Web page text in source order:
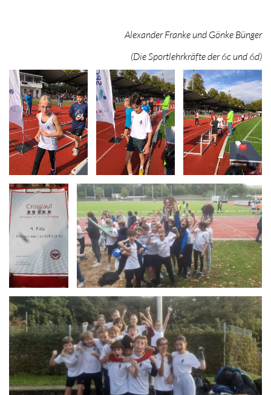
Alexander Franke und Gönke Bünger
(Die Sportlehrkräfte der 6c und 6d)